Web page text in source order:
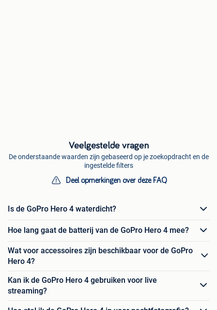
Veelgestelde vragen
De onderstaande waarden zijn gebaseerd op je zoekopdracht en de
ingestelde filters
Deel opmerkingen over deze FAQ
Is de GoPro Hero 4 waterdicht?
Hoe lang gaat de batterij van de GoPro Hero 4 mee?
Wat voor accessoires zijn beschikbaar voor de GoPro
Hero 4?
Kan ik de GoPro Hero 4 gebruiken voor live
streaming?